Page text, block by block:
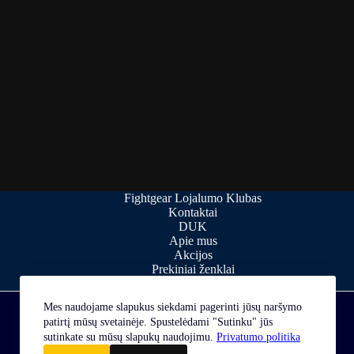
Mes naudojame slapukus siekdami pagerinti jūsų naršymo
patirtį mūsų svetainėje. Spustelėdami "Sutinku" jūs
sutinkate su mūsų slapukų naudojimu. Privatumo politika
Fightgear Lojalumo Klubas
Kontaktai
DUK
Apie mus
Akcijos
Prekiniai ženklai